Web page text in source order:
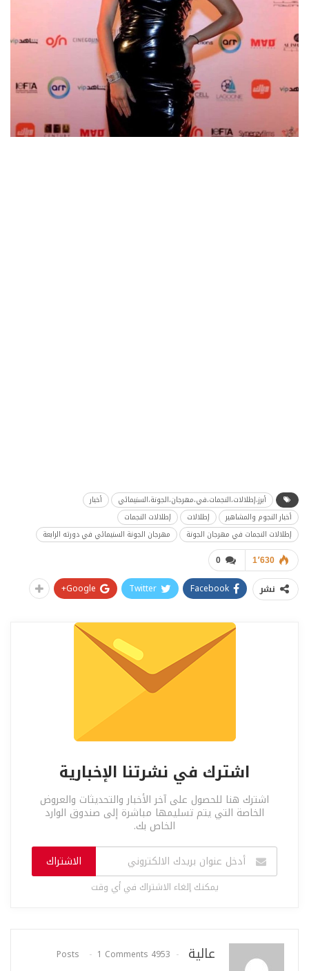
أبرز،إطلالات،النجمات،في،مهرجان،الجونة،السنيمائي
أخبار
أخبار النجوم والمشاهير
إطلالات
إطلالات النجمات
إطلالات النجمات في مهرجان الجونة
مهرجان الجونة السنيمائي في دورته الرابعة
0 1٬630
نشر Facebook
Twitter
Google+
اشترك في نشرتنا الإخبارية
اشترك هنا للحصول على آخر الأخبار والتحديثات والعروض
الخاصة التي يتم تسليمها مباشرة إلى صندوق الوارد
الخاص بك.
الاشتراك
يمكنك إلغاء الاشتراك في أي وقت
عالية 4953 Posts
1 Comments